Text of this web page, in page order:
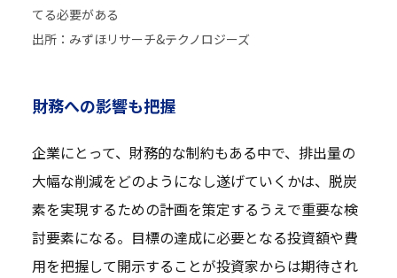
てる必要がある
出所：みずほリサーチ&テクノロジーズ
財務への影響も把握
企業にとって、財務的な制約もある中で、排出量の
大幅な削減をどのようになし遂げていくかは、脱炭
素を実現するための計画を策定するうえで重要な検
討要素になる。目標の達成に必要となる投資額や費
用を把握して開示することが投資家からは期待され